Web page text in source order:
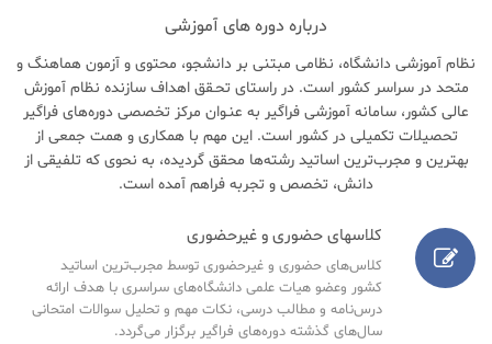
درباره دوره های آموزشی
نظام آموزشی دانشگاه، نظامی مبتنی بر دانشجو، محتوی و آزمون هماهنگ و
متحد در سراسر کشور است. در راستای تحـقق اهداف سازنده نظام آموزش
عالی کشور، سامانه آموزشی فراگیر به عنـوان مرکز تخصصی دوره‌های فراگیر
تحصیلات تکمیلی در کشور است. این مهم با همکاری و همت جمعی از
بهترین و مجرب‌ترین اساتید رشته‌ها محقق گردیده، به نحوی که تلفیقی از
دانش، تخصص و تجربه فراهم آمده است.
کلاسهای حضوری و غیرحضوری
کلاس‌های حضوری و غیرحضوری توسط مجرب‌ترین اساتید
کشور وعضو هیات علمی دانشگاه‌های سراسری با هدف ارائه
درس‌نامه‌ و مطالب درسی، نکات مهم و تحلیل سوالات امتحانی
سال‌های گذشته دوره‌های فراگیر برگزار می‌گردد.